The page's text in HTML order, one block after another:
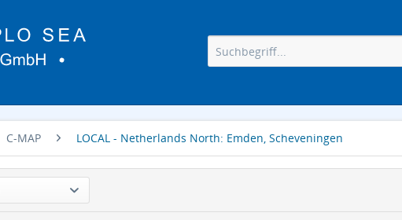
C-MAP LOCAL - Netherlands North: Emden, Scheveningen